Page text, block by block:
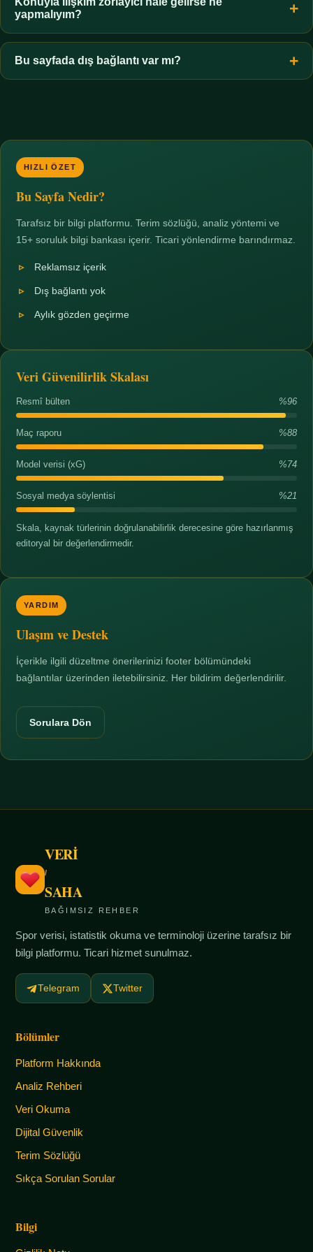
zorunluluktur.
yapmalıyım?
Zaman sınırı koyun, harcadığınız süreyi ölçün ve gerekirse
profesyonel destek alın. Türkiye'de ücretsiz danışma hatları
mevcuttur; yardım istemek güçlü bir adımdır.
Bu sayfada dış bağlantı var mı?
HIZLI ÖZET
Bu Sayfa Nedir?
Tarafsız bir bilgi platformu. Terim sözlüğü, analiz yöntemi ve
15+ soruluk bilgi bankası içerir. Ticari yönlendirme barındırmaz.
Reklamsız içerik
Dış bağlantı yok
Aylık gözden geçirme
Veri Güvenilirlik Skalası
Resmî bülten %96
Maç raporu %88
Model verisi (xG) %74
Sosyal medya söylentisi %21
Skala, kaynak türlerinin doğrulanabilirlik derecesine göre hazırlanmış
editoryal bir değerlendirmedir.
YARDIM
Ulaşım ve Destek
İçerikle ilgili düzeltme önerilerinizi footer bölümündeki
bağlantılar üzerinden iletebilirsiniz. Her bildirim değerlendirilir.
Sorulara Dön
VERİ
/
SAHA
BAĞIMSIZ REHBER
Spor verisi, istatistik okuma ve terminoloji üzerine tarafsız bir
bilgi platformu. Ticari hizmet sunulmaz.
Telegram Twitter
Bölümler
Platform Hakkında
Analiz Rehberi
Veri Okuma
Dijital Güvenlik
Terim Sözlüğü
Sıkça Sorulan Sorular
Bilgi